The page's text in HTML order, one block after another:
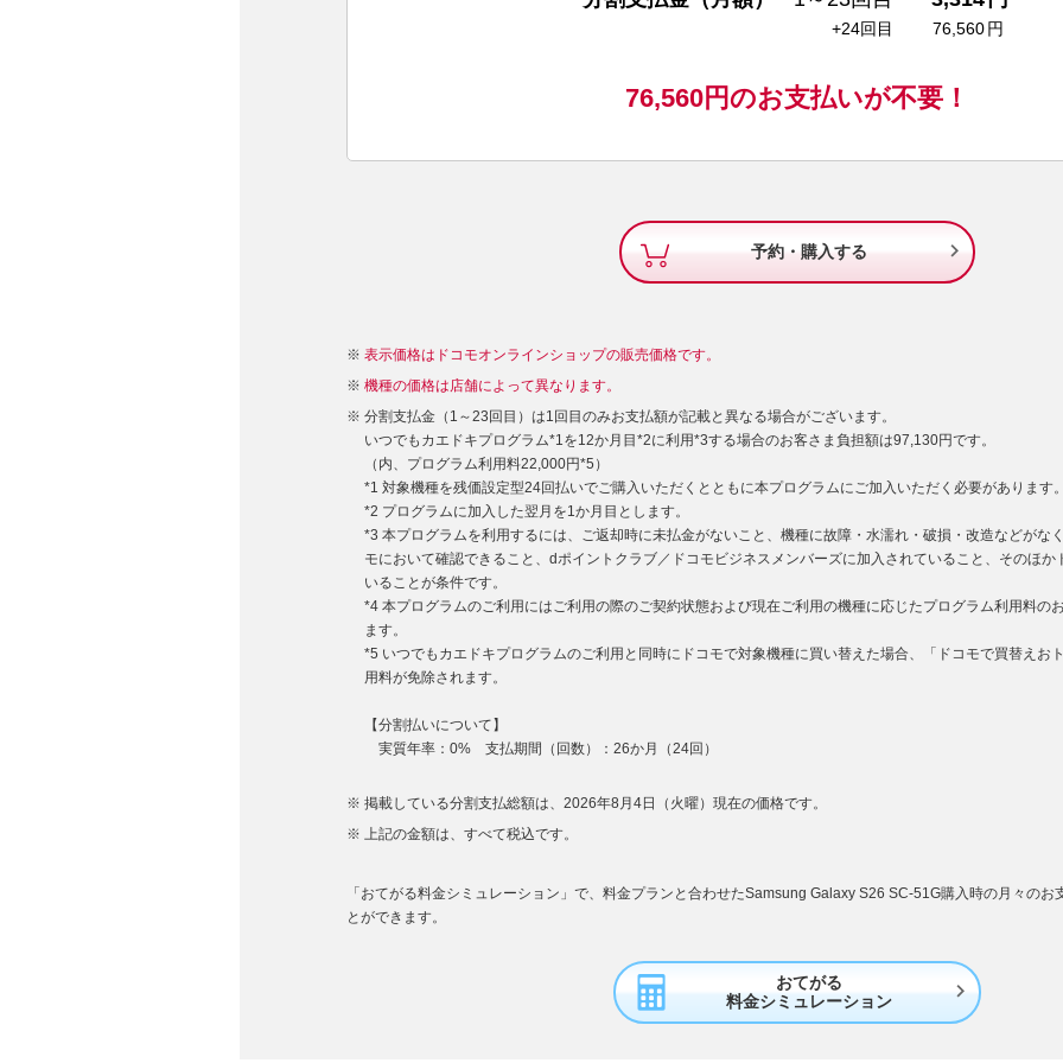
+24回目 76,560 円
76,560円のお支払いが不要！
予約・購入する 
表示価格はドコモオンラインショップの販売価格です。
機種の価格は店舗によって異なります。
分割支払金（1～23回目）は1回目のみお支払額が記載と異なる場合がございます。
いつでもカエドキプログラム*1を12か月目*2に利用*3する場合のお客さま負担額は97,130円です。
（内、プログラム利用料22,000円*5）
*1 対象機種を残価設定型24回払いでご購入いただくとともに本プログラムにご加入いただく必要があります
*2 プログラムに加入した翌月を1か月目とします。
*3 本プログラムを利用するには、ご返却時に未払金がないこと、機種に故障・水濡れ・破損・改造などがな
モにおいて確認できること、dポイントクラブ／ドコモビジネスメンバーズに加入されていること、そのほか
いることが条件です。
*4 本プログラムのご利用にはご利用の際のご契約状態および現在ご利用の機種に応じたプログラム利用料の
ます。
*5 いつでもカエドキプログラムのご利用と同時にドコモで対象機種に買い替えた場合、「ドコモで買替えお
用料が免除されます。
【分割払いについて】
実質年率：0% 支払期間（回数）：26か月（24回）
掲載している分割支払総額は、2026年8月4日（火曜）現在の価格です。
上記の金額は、すべて税込です。
「おてがる料金シミュレーション」で、料金プランと合わせたSamsung Galaxy S26 SC-51G購入時の月々のお
とができます。
おてがる
料金シミュレーション
